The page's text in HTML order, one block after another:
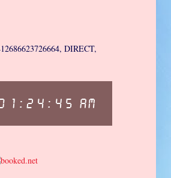
DIRECT,